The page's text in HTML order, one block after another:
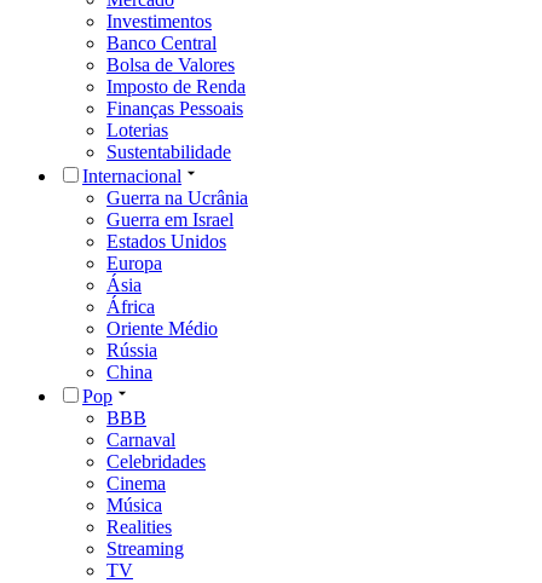
Investimentos
Banco Central
Bolsa de Valores
Imposto de Renda
Finanças Pessoais
Loterias
Sustentabilidade
Internacional
Guerra na Ucrânia
Guerra em Israel
Estados Unidos
Europa
Ásia
África
Oriente Médio
Rússia
China
Pop
BBB
Carnaval
Celebridades
Cinema
Música
Realities
Streaming
TV